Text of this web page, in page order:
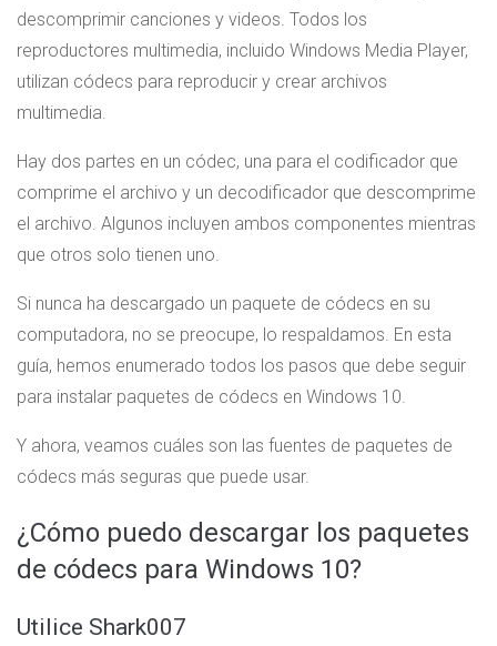
descomprimir canciones y videos. Todos los
reproductores multimedia, incluido Windows Media Player,
utilizan códecs para reproducir y crear archivos
multimedia.
Hay dos partes en un códec, una para el codificador que
comprime el archivo y un decodificador que descomprime
el archivo. Algunos incluyen ambos componentes mientras
que otros solo tienen uno.
Si nunca ha descargado un paquete de códecs en su
computadora, no se preocupe, lo respaldamos. En esta
guía, hemos enumerado todos los pasos que debe seguir
para instalar paquetes de códecs en Windows 10.
Y ahora, veamos cuáles son las fuentes de paquetes de
códecs más seguras que puede usar.
¿Cómo puedo descargar los paquetes
de códecs para Windows 10?
Utilice Shark007